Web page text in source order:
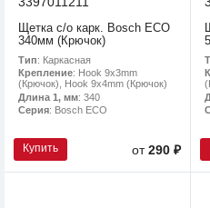
Щетка с/о карк. Bosch ECO
340мм (Крючок)
Тип: Каркасная
Крепление: Hook 9x3mm
(Крючок), Hook 9x4mm (Крючок)
Длина 1, мм: 340
Серия: Bosch ECO
Купить от290 ₽